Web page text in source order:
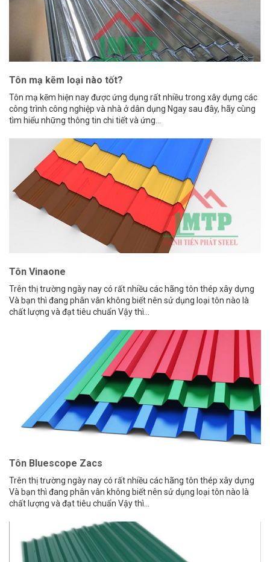
Tôn mạ kẽm loại nào tốt?
Tôn mạ kẽm hiện nay được ứng dụng rất nhiều trong xây dựng các
công trình công nghiệp và nhà ở dân dụng Ngay sau đây, hãy cùng
tìm hiểu những thông tin chi tiết và ứng...
Tôn Vinaone
Trên thị trường ngày nay có rất nhiều các hãng tôn thép xây dựng
Và bạn thì đang phân vân không biết nên sử dụng loại tôn nào là
chất lượng và đạt tiêu chuẩn Vậy thì...
Tôn Bluescope Zacs
Trên thị trường ngày nay có rất nhiều các hãng tôn thép xây dựng
Và bạn thì đang phân vân không biết nên sử dụng loại tôn nào là
chất lượng và đạt tiêu chuẩn Vậy thì...